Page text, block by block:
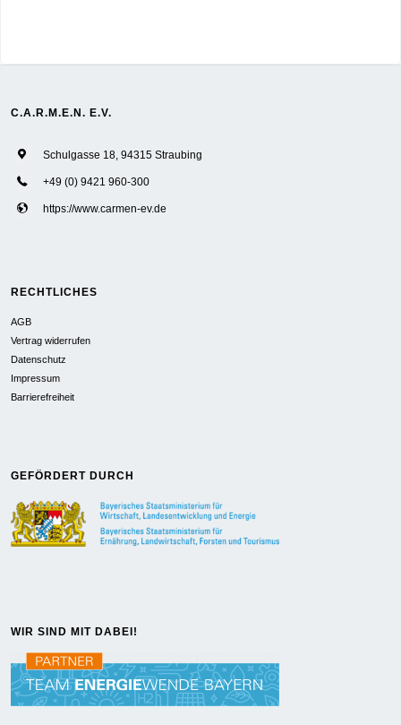
C.A.R.M.E.N. E.V.
Schulgasse 18, 94315 Straubing
+49 (0) 9421 960-300
https://www.carmen-ev.de
RECHTLICHES
AGB
Vertrag widerrufen
Datenschutz
Impressum
Barrierefreiheit
GEFÖRDERT DURCH
WIR SIND MIT DABEI!